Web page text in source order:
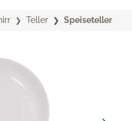
Teller Speiseteller